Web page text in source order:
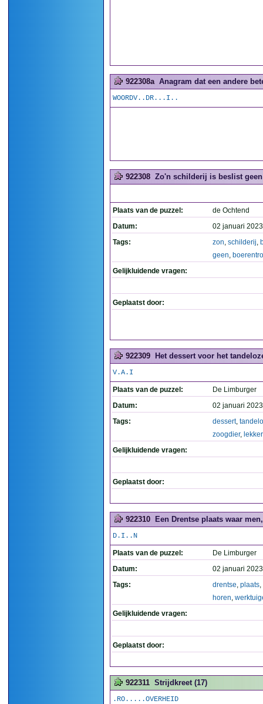
922308a Anagram dat een andere
WOORDV..DR...I..
922308 Zo'n schilderij is beslist
Plaats van de puzzel:
de Ochtend
Datum:
02 januari
Tags:
zon, schilderij,
geen,
Gelijkluidende vragen:
Geplaatst door:
922309 Het dessert voor het
V.A.I
Plaats van de puzzel:
De Limburger
Datum:
02 januari
Tags:
dessert,
zoogdier,
Gelijkluidende vragen:
Geplaatst door:
922310 Een Drentse plaats waar
D.I..N
Plaats van de puzzel:
De Limburger
Datum:
02 januari
Tags:
drentse, plaats,
horen,
Gelijkluidende vragen:
Geplaatst door:
922311 Strijdkreet (17)
.RO.....OVERHEID